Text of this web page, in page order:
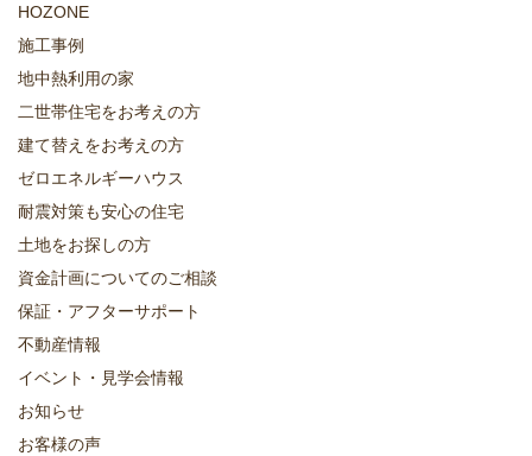
HOZONE
施工事例
地中熱利用の家
二世帯住宅をお考えの方
建て替えをお考えの方
ゼロエネルギーハウス
耐震対策も安心の住宅
土地をお探しの方
資金計画についてのご相談
保証・アフターサポート
不動産情報
イベント・見学会情報
お知らせ
お客様の声